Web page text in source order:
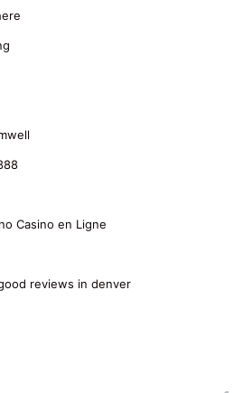
Casino en Ligne
reviews in denver